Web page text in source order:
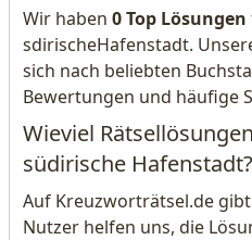
Wir haben 0 Top Lösungen
sdirischeHafenstadt.
sich nach beliebten
Bewertungen und häufige
Wieviel
südirische Hafenstadt?
Auf Kreuzworträtsel.de gibt
Nutzer helfen uns, die